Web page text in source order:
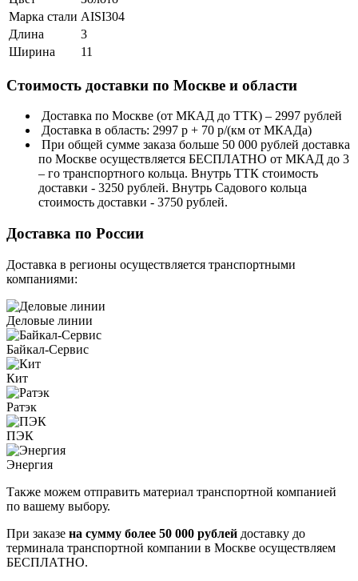
Марка стали AISI304
Длина
3
Ширина
11
Стоимость доставки по Москве и области
Доставка по Москве (от МКАД до ТТК) – 2997 рублей
Доставка в область: 2997 р + 70 р/(км от МКАДа)
При общей сумме заказа больше 50 000 рублей доставка
по Москве осуществляется БЕСПЛАТНО от МКАД до 3
– го транспортного кольца. Внутрь ТТК стоимость
доставки - 3250 рублей. Внутрь Садового кольца
стоимость доставки - 3750 рублей.
Доставка по России
Доставка в регионы осуществляется транспортными
компаниями:
Деловые линии
Байкал-Сервис
Кит
Ратэк
ПЭК
Энергия
Также можем отправить материал транспортной компанией
по вашему выбору.
При заказе на сумму более 50 000 рублей доставку до
терминала транспортной компании в Москве осуществляем
БЕСПЛАТНО.